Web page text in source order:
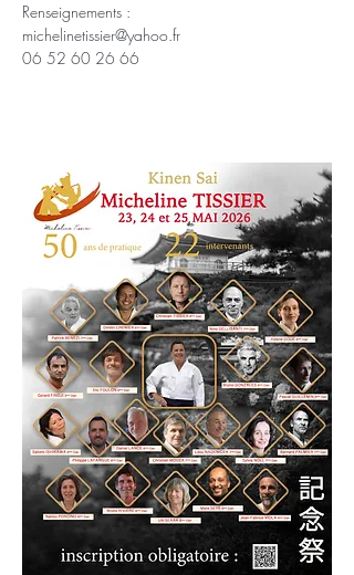
Renseignements :
michelinetissier@yahoo.fr
06 52 60 26 66